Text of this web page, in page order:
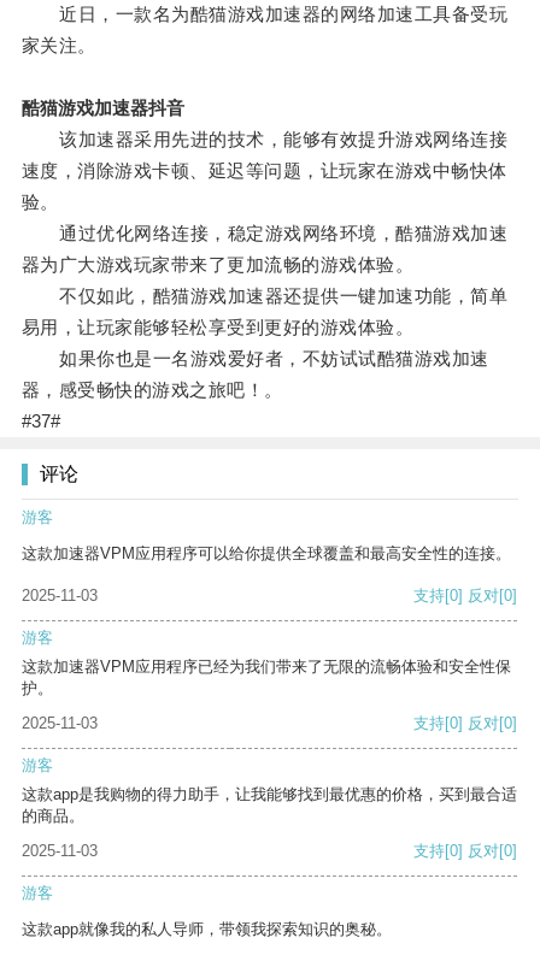
近日，一款名为酷猫游戏加速器的网络加速工具备受玩
家关注。
酷猫游戏加速器抖音
该加速器采用先进的技术，能够有效提升游戏网络连接
速度，消除游戏卡顿、延迟等问题，让玩家在游戏中畅快体
验。
通过优化网络连接，稳定游戏网络环境，酷猫游戏加速
器为广大游戏玩家带来了更加流畅的游戏体验。
不仅如此，酷猫游戏加速器还提供一键加速功能，简单
易用，让玩家能够轻松享受到更好的游戏体验。
如果你也是一名游戏爱好者，不妨试试酷猫游戏加速
器，感受畅快的游戏之旅吧！。
#37#
评论
游客
这款加速器VPM应用程序可以给你提供全球覆盖和最高安全性的连接。
2025-11-03 支持[0] 反对[0]
游客
这款加速器VPM应用程序已经为我们带来了无限的流畅体验和安全性保
护。
2025-11-03
支持[0] 反对[0]
游客
这款app是我购物的得力助手，让我能够找到最优惠的价格，买到最合适
的商品。
2025-11-03
支持[0] 反对[0]
游客
这款app就像我的私人导师，带领我探索知识的奥秘。